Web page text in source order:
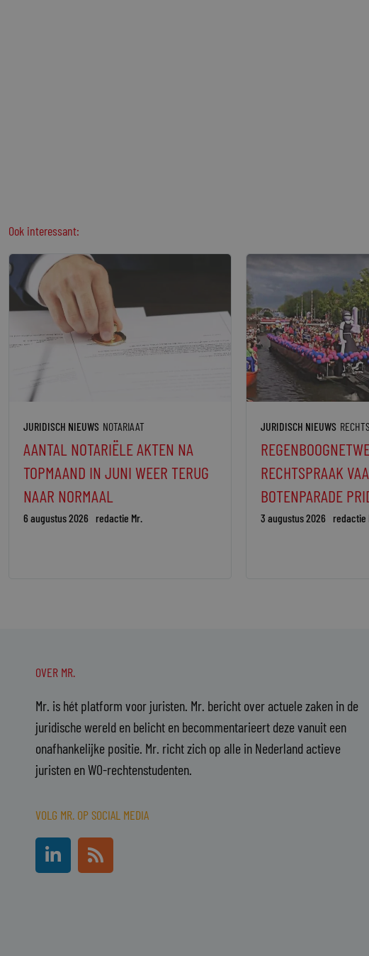
Ook interessant:
JURIDISCH NIEUWS NOTARIAAT
AANTAL NOTARIËLE AKTEN NA
TOPMAAND IN JUNI WEER TERUG
NAAR NORMAAL
6 augustus 2026 redactie Mr.
JURIDISCH NIEUWS
RECHTSPRAAK
BOTENPARADE
3 augustus 2026 redactie
OVER MR.
Mr. is hét platform voor juristen. Mr. bericht over actuele zaken in de
juridische wereld en belicht en becommentarieert deze vanuit een
onafhankelijke positie. Mr. richt zich op alle in Nederland actieve
juristen en WO-rechtenstudenten.
VOLG MR. OP SOCIAL MEDIA
L
i
n
R
s
s